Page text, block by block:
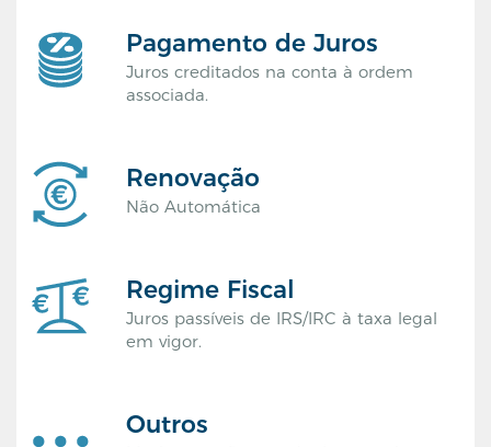
Pagamento de Juros
Juros creditados na conta à ordem
associada.
Renovação
Não Automática
Regime Fiscal
Juros passíveis de IRS/IRC à taxa legal
em vigor.
Outros